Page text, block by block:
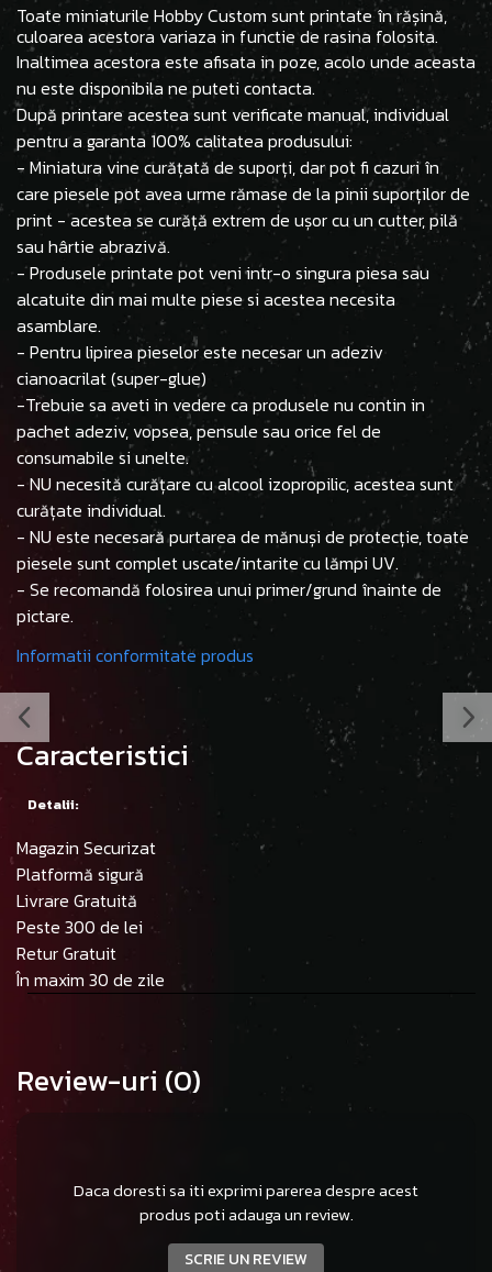
Toate miniaturile Hobby Custom sunt printate în rășină,
culoarea acestora variaza in functie de rasina folosita.
Inaltimea acestora este afisata in poze, acolo unde aceasta
nu este disponibila ne puteti contacta.
După printare acestea sunt verificate manual, individual
pentru a garanta 100% calitatea produsului:
- Miniatura vine curățată de suporți, dar pot fi cazuri în
care piesele pot avea urme rămase de la pinii suporților de
print - acestea se curăță extrem de ușor cu un cutter, pilă
sau hârtie abrazivă.
- Produsele printate pot veni intr-o singura piesa sau
alcatuite din mai multe piese si acestea necesita
asamblare.
- Pentru lipirea pieselor este necesar un adeziv
cianoacrilat (super-glue)
-Trebuie sa aveti in vedere ca produsele nu contin in
pachet adeziv, vopsea, pensule sau orice fel de
consumabile si unelte.
- NU necesită curățare cu alcool izopropilic, acestea sunt
curățate individual.
- NU este necesară purtarea de mănuși de protecție, toate
piesele sunt complet uscate/intarite cu lămpi UV.
- Se recomandă folosirea unui primer/grund înainte de
pictare.
Informatii conformitate produs
Caracteristici
Detalii:
Magazin Securizat
Platformă sigură
Livrare Gratuită
Peste 300 de lei
Retur Gratuit
În maxim 30 de zile
Review-uri(0)
Daca doresti sa iti exprimi parerea despre acest
produs poti adauga un review.
SCRIE UN REVIEW